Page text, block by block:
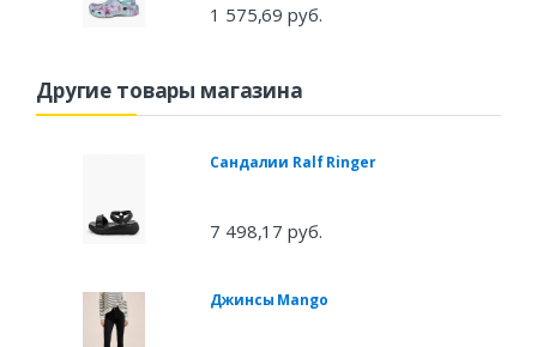
1 575,69 руб.
Другие товары магазина
Сандалии Ralf Ringer
7 498,17 руб.
Джинсы Mango